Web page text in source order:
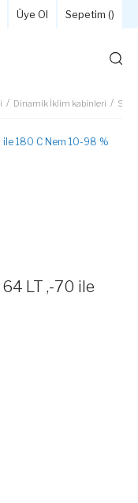
Üye Ol Sepetim ()
Dinamik İklim kabinleri
LT ,-70 ile